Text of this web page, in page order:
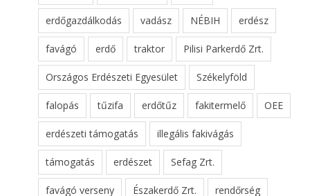
erdőgazdálkodás vadász NÉBIH erdész
favágó erdő traktor Pilisi Parkerdő Zrt.
Országos Erdészeti Egyesület Székelyföld
falopás tűzifa erdőtűz fakitermelő OEE
erdészeti támogatás illegális fakivágás
támogatás erdészet Sefag Zrt.
favágó verseny Északerdő Zrt. rendőrség